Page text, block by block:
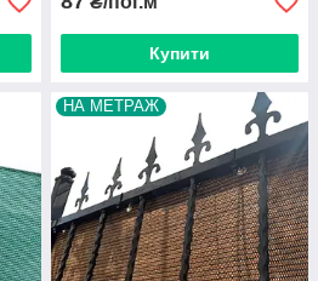
Купити
НА МЕТРАЖ